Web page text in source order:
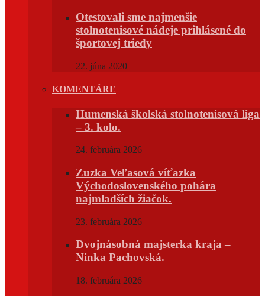
Otestovali sme najmenšie
stolnotenisové nádeje prihlásené do
športovej triedy
22. júna 2020
KOMENTÁRE
Humenská školská stolnotenisová liga
– 3. kolo.
24. februára 2026
Zuzka Veľasová víťazka
Východoslovenského pohára
najmladších žiačok.
23. februára 2026
Dvojnásobná majsterka kraja –
Ninka Pachovská.
18. februára 2026